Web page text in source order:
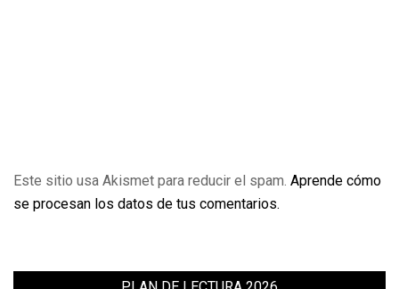
Este sitio usa Akismet para reducir el spam. Aprende cómo
se procesan los datos de tus comentarios.